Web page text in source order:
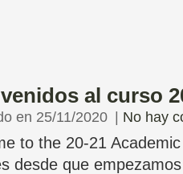
al curso
en 25/11/2020 No hay
to the 20-21
desde que